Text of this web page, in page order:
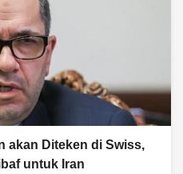
akan Diteken di Swiss,
untuk Iran